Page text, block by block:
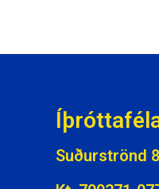
Suðurströnd